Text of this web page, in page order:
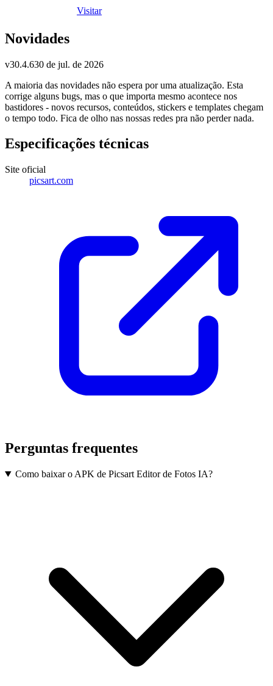
Visitar
Novidades
v30.4.630 de jul. de 2026
A maioria das novidades não espera por uma atualização. Esta
corrige alguns bugs, mas o que importa mesmo acontece nos
bastidores - novos recursos, conteúdos, stickers e templates chegam
o tempo todo. Fica de olho nas nossas redes pra não perder nada.
Especificações técnicas
Site oficial
picsart.com
Perguntas frequentes
Como baixar o APK de Picsart Editor de Fotos IA?